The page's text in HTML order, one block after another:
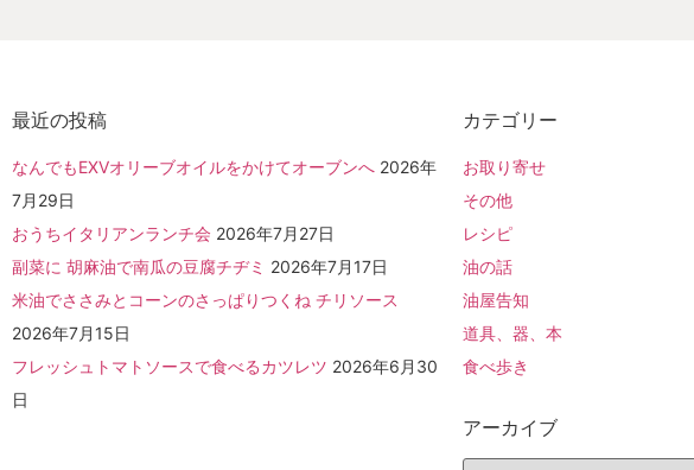
最近の投稿
なんでもEXVオリーブオイルをかけてオーブンへ 2026年
7月29日
おうちイタリアンランチ会 2026年7月27日
副菜に 胡麻油で南瓜の豆腐チヂミ 2026年7月17日
米油でささみとコーンのさっぱりつくね チリソース
2026年7月15日
フレッシュトマトソースで食べるカツレツ 2026年6月30
日
カテゴリー
お取り寄せ
その他
レシピ
油の話
油屋告知
道具、器、本
食べ歩き
アーカイブ